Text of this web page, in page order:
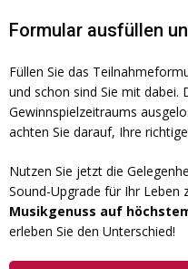
Formular ausfüllen
Füllen Sie das
und schon sind Sie mit dabei.
Gewinnspielzeitraums
achten Sie darauf, Ihre
Nutzen Sie jetzt die
Sound-Upgrade für Ihr Leben
Musikgenuss auf
erleben Sie den Unterschied!